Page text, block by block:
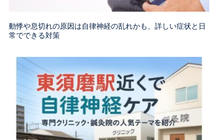
動悸や息切れの原因は自律神経の乱れかも、詳しい症状と日
常でできる対策